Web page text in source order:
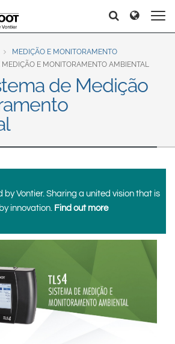
Europe & CIS
English
Dansk
Deutsch
Français
Italiano
Magyar
Norsk
Română
Svenska
India
Asia Pacific
中国
South East Asia
Search
Search Search
MEDIÇÃO E MONITORAMENTO
MEDIÇÃO E MONITORAMENTO AMBIENTAL
de Medição
by Vontier. Sharing a united vision that is
innovation. Find out more